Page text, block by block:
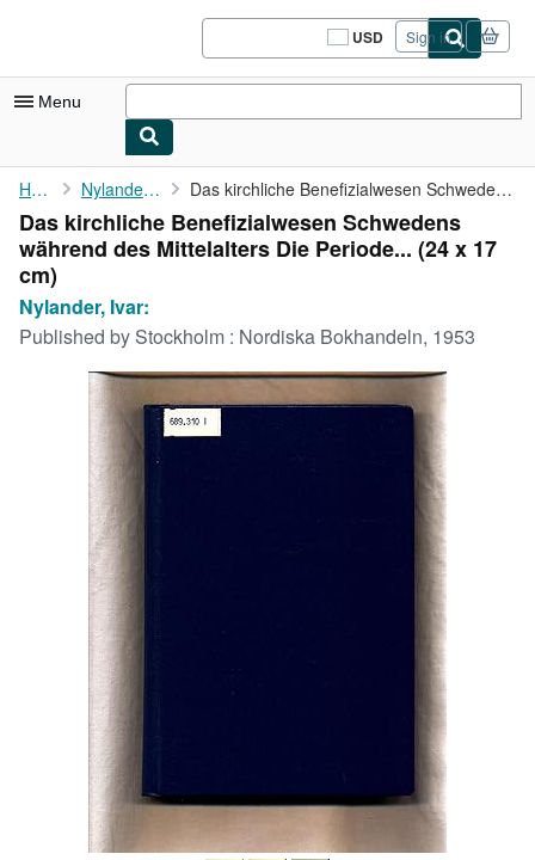
USD
Site
shopping
Sign in
Menu
My Account
My Purchases
Sign Off
Advanced Search
Browse Collections
Rare Books
Art & Collectibles
Textbooks
Start Selling
Home Nylander, Ivar: Das kirchliche Benefizialwesen Schwedens während des ...
Das kirchliche Benefizialwesen Schwedens
während des Mittelalters Die Periode... (24 x 17
cm)
Nylander, Ivar:
Published by Stockholm : Nordiska Bokhandeln, 1953